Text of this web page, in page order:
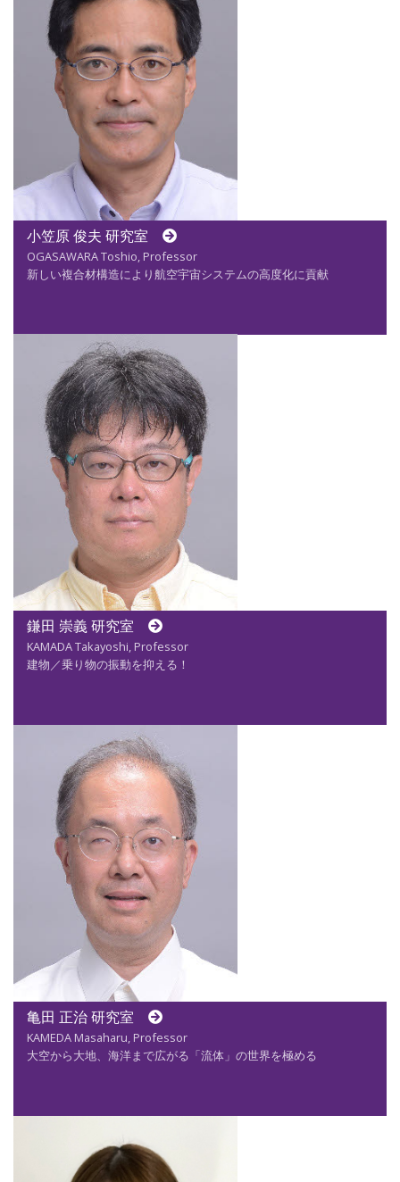
小笠原 俊夫 研究室
OGASAWARA Toshio, Professor
新しい複合材構造により航空宇宙システムの高度化に貢献
鎌田 崇義 研究室
KAMADA Takayoshi, Professor
建物／乗り物の振動を抑える！
亀田 正治 研究室
KAMEDA Masaharu, Professor
大空から大地、海洋まで広がる「流体」の世界を極める